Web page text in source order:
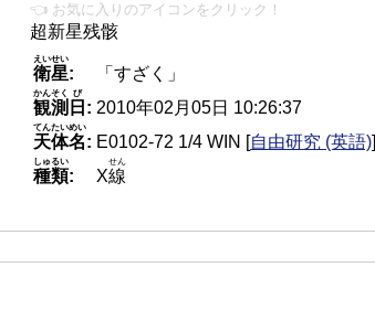
👈 お気に入りのアイコンをクリック！
超新星残骸
衛星
えいせい
:
「すざく」
観測
かんそく
日
び
: 2010年02月05日 10:26:37
天体名
てんたいめい
: E0102-72 1/4 WIN [自由研究 (英語)]
種類
しゅるい
: X線
せん